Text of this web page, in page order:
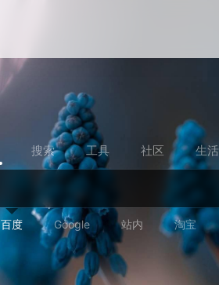
搜索 工具 社区 生活
百度 Google 站内 淘宝